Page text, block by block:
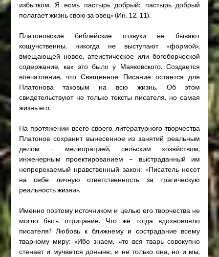
избытком. Я есмь пастырь добрый: пастырь добрый
полагает жизнь свою за овец» (Ин. 12, 11).
Платоновские библейские отзвуки не бывают
кощунственны, никогда не выступают «формой»,
вмещающей новое, атеистическое или богоборческой
содержание, как это было у Маяковского. Создается
впечатление, что Священное Писание остается для
Платонова таковым на всю жизнь. Об этом
свидетельствуют не только тексты писателя, но самая
жизнь его.
На протяжении всего своего литературного творчества
Платонов сохранит вынесенное из занятий реальным
делом – мелиорацией, сельским хозяйством,
инженерным проектированием – выстраданный им
непререкаемый нравственный закон: «Писатель несет
на себе личную ответственность за трагическую
реальность жизни».
Именно поэтому источником и целью его творчества не
могло быть отрицание. Что же тогда вдохновляло
писателя? Любовь к ближнему и сострадание всему
тварному миру: «Ибо знаем, что вся тварь совокупно
стенает и мучается доныне; и не только она, но и мы,